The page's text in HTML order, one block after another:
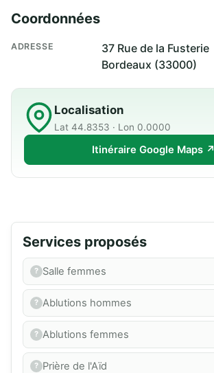
Coordonnées
ADRESSE
37 Rue de la Fusterie
Bordeaux (33000)
Localisation
Lat 44.8353 · Lon 0.0000
Itinéraire Google Maps ↗
Services proposés
Salle femmes
Ablutions hommes
Ablutions femmes
Prière de l'Aïd